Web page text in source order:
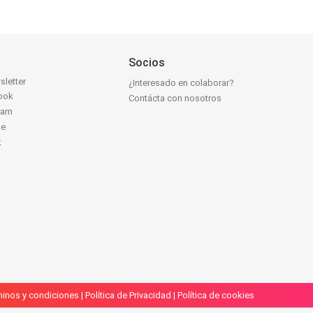
Socios
¿Interesado en colaborar?
Contácta con nosotros
y condiciones | Política de Privacidad | Política de cookies